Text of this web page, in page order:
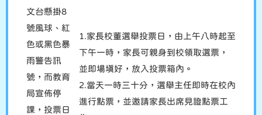
文台懸掛8
號風球、紅
色或黑色暴
雨警告訊
號，而教育
局宣佈停
課，投票日
1.家長校董選舉投票日，由上午八時起至
下午一時，家長可親身到校領取選票，
並即場填好，放入投票箱內。
2.當天一時三十分，選舉主任即時在校內
進行點票，並邀請家長出席見證點票工